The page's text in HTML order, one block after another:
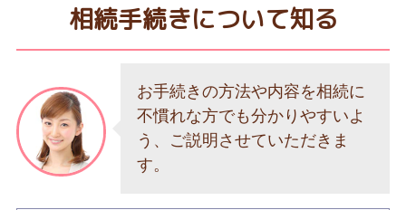
相続手続きについて知る
お手続きの方法や内容を相続に
不慣れな方でも分かりやすいよ
う、ご説明させていただきま
す。